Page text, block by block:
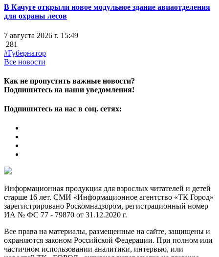
В Качуге открыли новое модульное здание авиаотделения
для охраны лесов
7 августа 2026 г. 15:49
281
#Губернатор
Все новости
Как не пропустить важные новости?
Подпишитесь на наши уведомления!
Подпишитесь на нас в соц. сетях:
Информационная продукция для взрослых читателей и детей
старше 16 лет. СМИ «Информационное агентство «ТК Город»
зарегистрировано Роскомнадзором, регистрационный номер
ИА № ФС 77 - 79870 от 31.12.2020 г.
Все права на материалы, размещенные на сайте, защищены и
охраняются законом Российской Федерации. При полном или
частичном использовании аналитики, интервью, или